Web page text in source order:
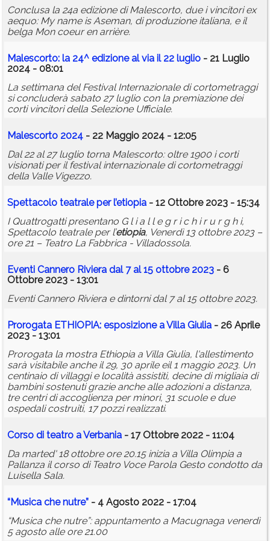
Conclusa la 24a edizione di Malescorto, due i vincitori ex
aequo: My name is Aseman, di produzione italiana, e il
belga Mon coeur en arrière.
Malescorto: la 24^ edizione al via il 22 luglio - 21 Luglio
2024 - 08:01
La settimana del Festival Internazionale di cortometraggi
si concluderà sabato 27 luglio con la premiazione dei
corti vincitori della Selezione Ufficiale.
Malescorto 2024 - 22 Maggio 2024 - 12:05
Dal 22 al 27 luglio torna Malescorto: oltre 1900 i corti
visionati per il festival internazionale di cortometraggi
della Valle Vigezzo.
Spettacolo teatrale per l’etiopia - 12 Ottobre 2023 - 15:34
I Quattrogatti presentano G l i a l l e g r i c h i r u r g h i,
Spettacolo teatrale per l’etiopia, Venerdì 13 ottobre 2023 –
ore 21 – Teatro La Fabbrica - Villadossola.
Eventi Cannero Riviera dal 7 al 15 ottobre 2023 - 6
Ottobre 2023 - 13:01
Eventi Cannero Riviera e dintorni dal 7 al 15 ottobre 2023.
Prorogata ETHIOPIA: esposizione a Villa Giulia - 26 Aprile
2023 - 13:01
Prorogata la mostra Ethiopia a Villa Giulia, l'allestimento
sarà visitabile anche il 29, 30 aprile eil 1 maggio 2023. Un
centinaio di villaggi e località assistiti, decine di migliaia di
bambini sostenuti grazie anche alle adozioni a distanza,
tre centri di accoglienza per minori, 31 scuole e due
ospedali costruiti, 17 pozzi realizzati.
Corso di teatro a Verbania - 17 Ottobre 2022 - 11:04
Da marted' 18 ottobre ore 20.15 inizia a Villa Olimpia a
Pallanza il corso di Teatro Voce Parola Gesto condotto da
Luisella Sala.
“Musica che nutre” - 4 Agosto 2022 - 17:04
“Musica che nutre”: appuntamento a Macugnaga venerdì
5 agosto alle ore 21.00